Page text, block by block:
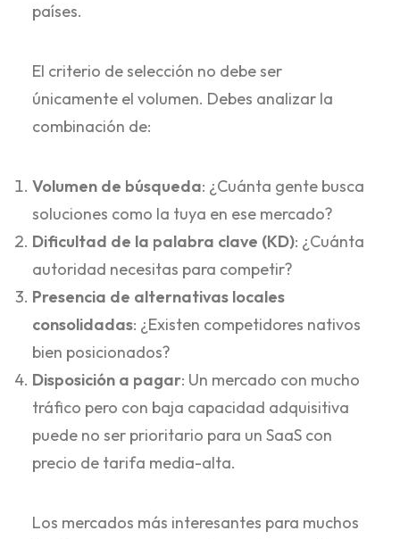
países.
El criterio de selección no debe ser
únicamente el volumen. Debes analizar la
combinación de:
Volumen de búsqueda: ¿Cuánta gente busca
soluciones como la tuya en ese mercado?
Dificultad de la palabra clave (KD): ¿Cuánta
autoridad necesitas para competir?
Presencia de alternativas locales
consolidadas: ¿Existen competidores nativos
bien posicionados?
Disposición a pagar: Un mercado con mucho
tráfico pero con baja capacidad adquisitiva
puede no ser prioritario para un SaaS con
precio de tarifa media-alta.
Los mercados más interesantes para muchos